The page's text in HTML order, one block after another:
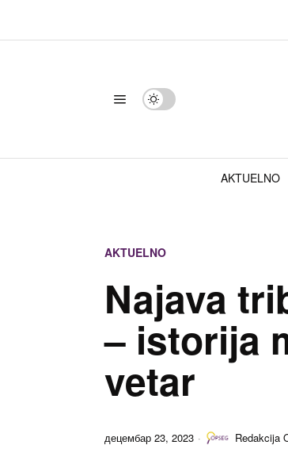
AKTUELNO
AKTUELNO
Najava
– istorija
vetar​
децембар 23, 2023 Redakcija